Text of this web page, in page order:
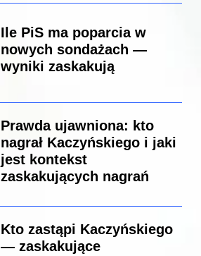
Ile PiS ma poparcia w
nowych sondażach —
wyniki zaskakują
Prawda ujawniona: kto
nagrał Kaczyńskiego i jaki
jest kontekst
zaskakujących nagrań
Kto zastąpi Kaczyńskiego
— zaskakujące